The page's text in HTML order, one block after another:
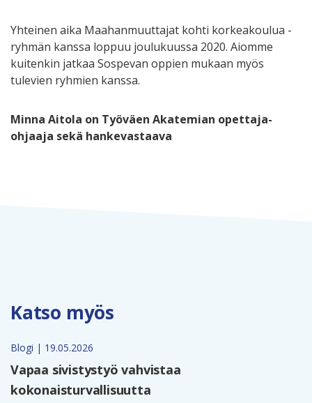
Yhteinen aika Maahanmuuttajat kohti korkeakoulua -
ryhmän kanssa loppuu joulukuussa 2020. Aiomme
kuitenkin jatkaa Sospevan oppien mukaan myös
tulevien ryhmien kanssa.
Minna Aitola on Työväen Akatemian opettaja-
ohjaaja sekä hankevastaava
Katso myös
Blogi | 19.05.2026
Vapaa sivistystyö vahvistaa
kokonaisturvallisuutta